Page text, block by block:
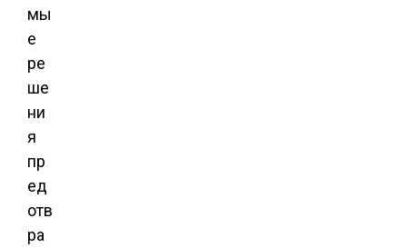
мы
е
ре
ше
ни
я
пр
ед
отв
ра